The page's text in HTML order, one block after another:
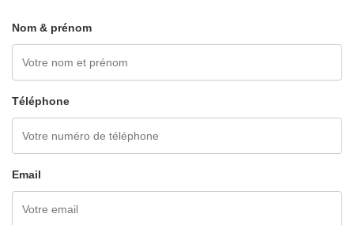
Nom & prénom
Téléphone
Email